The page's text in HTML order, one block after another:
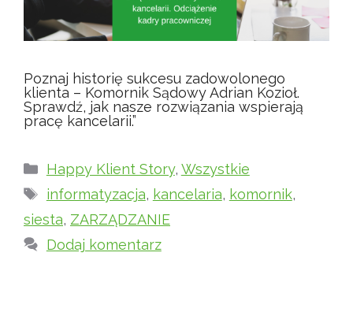
Poznaj historię sukcesu zadowolonego
klienta – Komornik Sądowy Adrian Kozioł.
Sprawdź, jak nasze rozwiązania wspierają
pracę kancelarii.”
Kategorie
Happy Klient Story, Wszystkie
Tagi
informatyzacja, kancelaria, komornik,
siesta, ZARZĄDZANIE
Dodaj komentarz